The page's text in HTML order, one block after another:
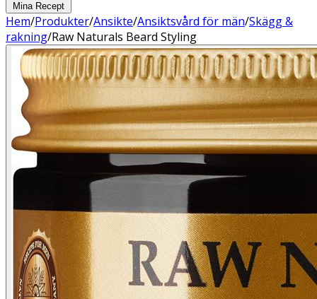
Mina Recept
Hem/Produkter/Ansikte/Ansiktsvård för män/Skägg &
rakning/Raw Naturals Beard Styling